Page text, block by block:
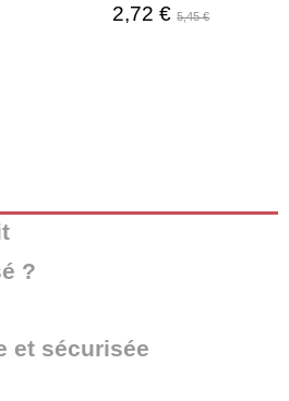
2,72 €5,45 €
?
et sécurisée